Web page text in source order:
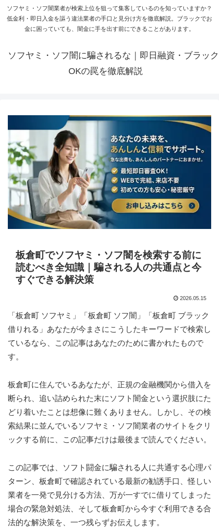
ソフヤミ・ソフ闇業者が検索上位を狙って集客しているのを知っていますか？
低金利・即日入金を謳う違法業者の手口と見分け方を徹底解説。ブラックでお
金に困っていても、闇金に手を出す前にできることがあります。
ソフヤミ・ソフ闇に騙されるな｜即日融資・ブラック
OKの罠を徹底解説
板倉町でソフヤミ・ソフ闇を検索する前に
読むべき全知識｜騙される人の共通点と今
すぐできる解決策
2026.05.15
「板倉町 ソフヤミ」「板倉町 ソフ闇」「板倉町 ブラック
借りれる」あなたが今まさにこうしたキーワードで検索し
ているなら、この記事はあなたのために書かれたもので
す。
板倉町に住んでいるあなたが、正規の金融機関から借入を
断られ、追い詰められた末にソフト闇金という選択肢にた
どり着いたことは想像に難くありません。しかし、その検
索結果に並んでいるソフヤミ・ソフ闇業者のサイトをクリ
ックする前に、この記事だけは最後まで読んでください。
この記事では、ソフト闘金に騙される人に共通する心理パ
ターン、板倉町で確認されている最新の勧誘手口、怪しい
業者を一発で見分ける方法、万が一すでに借りてしまった
場合の緊急対処法、そして板倉町から今すぐ利用できる合
法的な解決策を、一つ残らずお伝えします。